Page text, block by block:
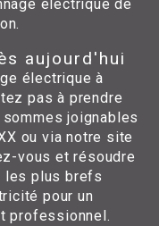
électrique de
aujourd'hui
électrique à
pas à prendre
joignables
ou via notre site
vous et résoudre
les plus brefs
pour un
professionnel.